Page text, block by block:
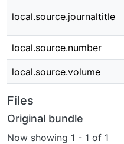
local.source.journaltitle
local.source.number
local.source.volume
Files
Original bundle
Now showing 1 - 1 of 1